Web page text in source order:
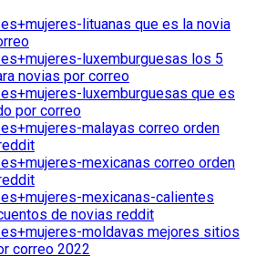
lituanas que es la novia
luxemburguesas los 5
novias por correo
luxemburguesas que es
por correo
malayas correo orden
mexicanas correo orden
mexicanas-calientes
de novias reddit
moldavas mejores sitios
correo 2022